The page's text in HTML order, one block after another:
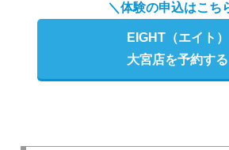
＼体験の申込はこち
EIGHT（エイト）
大宮店を予約する